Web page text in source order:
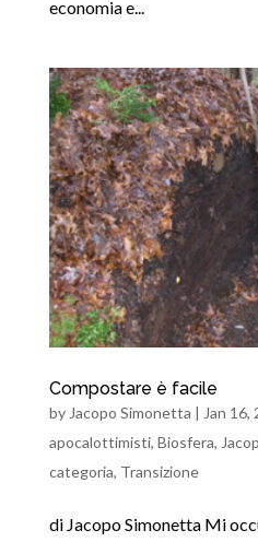
economia e...
Compostare è facile
by Jacopo Simonetta | Jan 16,
apocalottimisti, Biosfera,
categoria, Transizione
di Jacopo Simonetta Mi